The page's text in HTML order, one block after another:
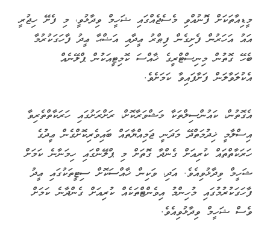
މީޑިއާތަކަށް ފޮނުއްވި މެސެޖެއްގައި ޝަހީމް ވިދާޅުވީ، މި ފެށޭ ހިޖުރީ
އައު އަހަރުން ފެށިގެން ފިޠްރު ޢީދާއި އަޟްޙާ ޢީދު ފާހަގަކުރުމާ
ބެހޭ ގޮތުން މިނިސްޓްރީގެ ޚާއްސަ ކޮމިޓީއަކުން ޕްލޭނެއް
އެކުލަވާލަން ފަށާފައިވާ ކަމަށެވެ.
އެގޮތުން، ކައުންސިލްތަކާ މަޝްވަރާކޮށް، ރަށްރަށުގައި ހަރަކާތްތެރިވާ
އިސްލާމީ ޚިދުމަތްދޭ މަދަނީ ޖަމިއްޔާތައް ބައިވެރިކޮށްގެން ޢީދުގެ
ހަރަކާތްތައް ކުރިއަށް ގެންދާ ގޮތަށް މި ޕްލޭންގައި ހިމަނާނެ ކަމަށް
ޝަހީމް ވިދާޅުވިއެވެ. އަދި، ވަކިން ޚާއްސަކޮށް ސިޓީތަކުގައި ޢީދު
ފާހަގަކުރުމުގައި މުހިންމު އިވެންޓްތަކެއް ކުރިއަށް ގެންދާނެ ކަމަށް
ވެސް ޝަހީމް ވިދާޅުވިއެވެ.